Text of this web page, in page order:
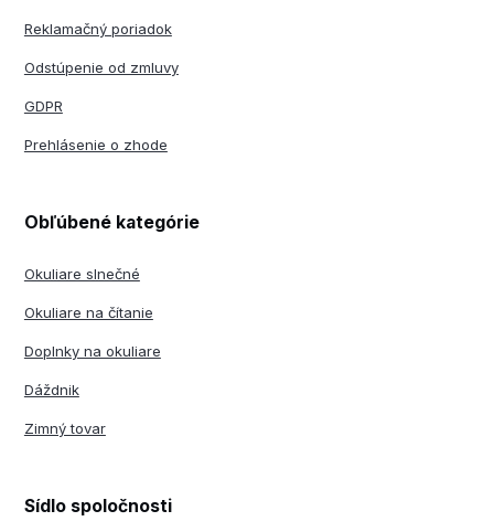
Reklamačný poriadok
Odstúpenie od zmluvy
GDPR
Prehlásenie o zhode
Obľúbené kategórie
Okuliare slnečné
Okuliare na čítanie
Doplnky na okuliare
Dáždnik
Zimný tovar
Sídlo spoločnosti